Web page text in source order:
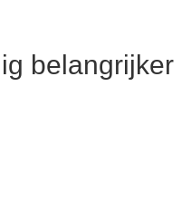
belangrijker